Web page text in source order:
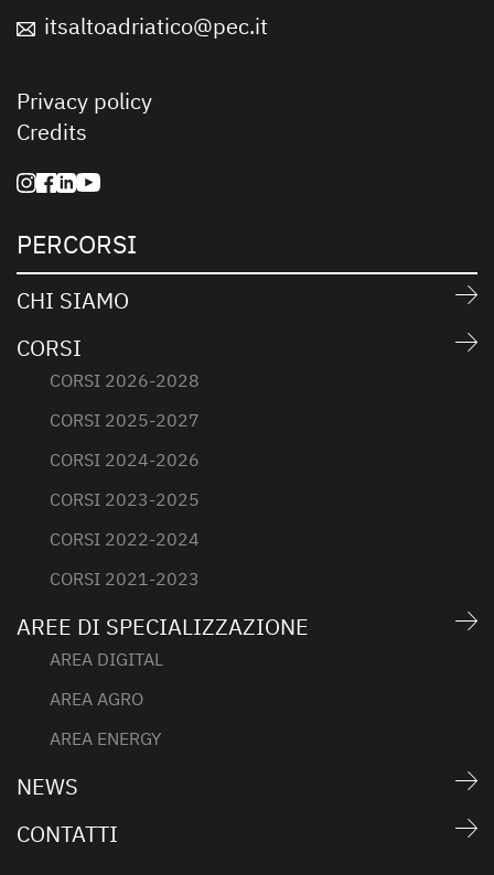
itsaltoadriatico@pec.it
Privacy policy
Credits
PERCORSI
CHI SIAMO
CORSI
CORSI 2026-2028
CORSI 2025-2027
CORSI 2024-2026
CORSI 2023-2025
CORSI 2022-2024
CORSI 2021-2023
AREE DI SPECIALIZZAZIONE
AREA DIGITAL
AREA AGRO
AREA ENERGY
NEWS
CONTATTI